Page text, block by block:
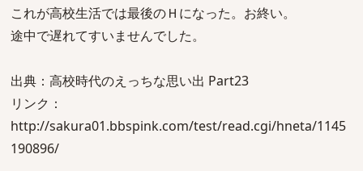
これが高校生活では最後のＨになった。お終い。
途中で遅れてすいませんでした。
出典：高校時代のえっちな思い出 Part23
リンク：
http://sakura01.bbspink.com/test/read.cgi/hneta/1145
190896/